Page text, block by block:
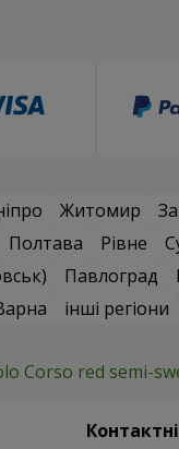
Житомир
Полтава Рівне
Павлоград
інші регіони
Corso red semi-